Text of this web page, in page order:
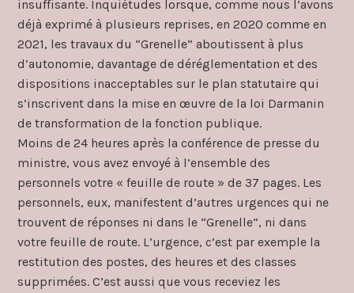
insuffisante. Inquiétudes lorsque, comme nous l’avons
déjà exprimé à plusieurs reprises, en 2020 comme en
2021, les travaux du “Grenelle” aboutissent à plus
d’autonomie, davantage de déréglementation et des
dispositions inacceptables sur le plan statutaire qui
s’inscrivent dans la mise en œuvre de la loi Darmanin
de transformation de la fonction publique.
Moins de 24 heures après la conférence de presse du
ministre, vous avez envoyé à l’ensemble des
personnels votre « feuille de route » de 37 pages. Les
personnels, eux, manifestent d’autres urgences qui ne
trouvent de réponses ni dans le “Grenelle”, ni dans
votre feuille de route. L’urgence, c’est par exemple la
restitution des postes, des heures et des classes
supprimées. C’est aussi que vous receviez les